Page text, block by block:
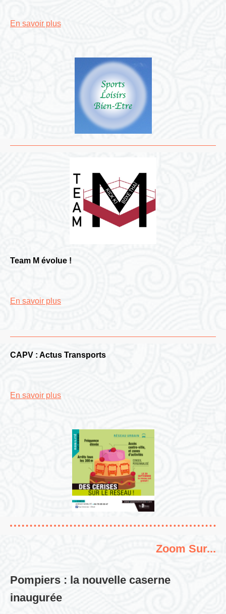
En savoir plus
Team M évolue !
En savoir plus
CAPV : Actus Transports
En savoir plus
Zoom Sur...
Pompiers : la nouvelle caserne
inaugurée